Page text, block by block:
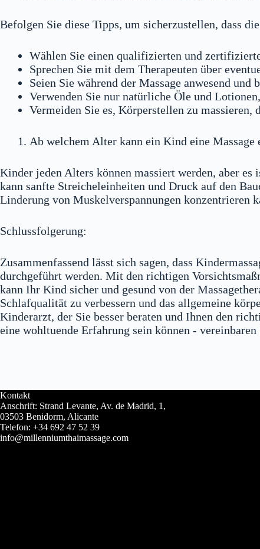
Befolgen Sie diese Tipps, um sicherzustellen, dass
Wählen Sie einen qualifizierten und
Sprechen Sie mit dem Therapeuten über
Seien Sie während der Massage anwesend und
Verwenden Sie nur natürliche Öle und
Vermeiden Sie es, Körperstellen zu massieren,
Ab welchem Alter kann ein Kind eine Massage
Kinder jeden Alters können massiert werden, aber
kann sanfte Streicheleinheiten und Druck auf den
Linderung von Muskelverspannungen konzentrieren
Schlussfolgerung:
Zusammenfassend lässt sich sagen, dass
durchgeführt werden. Mit den richtigen
kann Ihr Kind sicher und gesund von der
Schlafqualität zu verbessern und das allgemeine
Kinderarzt, der Sie besser beraten und Ihnen den
eine wohltuende Erfahrung sein können -
Kontakt
Anschrift: Strand Levante, Av. de Madrid, 1,
03503 Benidorm, Alicante
Telefon: +34 692 47 52 39
info@millenniumthaimassage.com